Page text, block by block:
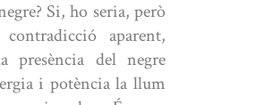
Si, ho seria, però
aparent,
presència del negre
i potència la llum